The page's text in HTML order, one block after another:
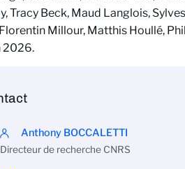
Tracy Beck, Maud Langlois,
Millour, Matthis Houllé,
2026.
Anthony BOCCALETTI
Directeur de recherche CNRS